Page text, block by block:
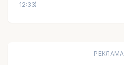
12:33)
РЕКЛАМА